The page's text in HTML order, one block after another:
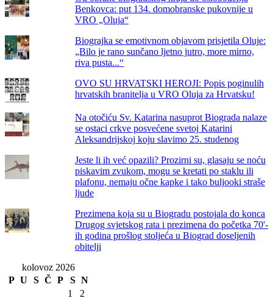
Benkovca: put 134. domobranske pukovnije u
VRO „Oluja“
Biograjka se emotivnom objavom prisjetila Oluje:
„Bilo je rano sunčano ljetno jutro, more mirno,
riva pusta...“
OVO SU HRVATSKI HEROJI: Popis poginulih
hrvatskih branitelja u VRO Oluja za Hrvatsku!
Na otočiću Sv. Katarina nasuprot Biograda nalaze
se ostaci crkve posvećene svetoj Katarini
Aleksandrijskoj koju slavimo 25. studenog
Jeste li ih već opazili? Prozirni su, glasaju se noću
piskavim zvukom, mogu se kretati po staklu ili
plafonu, nemaju očne kapke i tako buljooki straše
ljude
Prezimena koja su u Biogradu postojala do konca
Drugog svjetskog rata i prezimena do početka 70'-
ih godina prošlog stoljeća u Biograd doseljenih
obitelji
kolovoz 2026
P U S Č P S N
1
2